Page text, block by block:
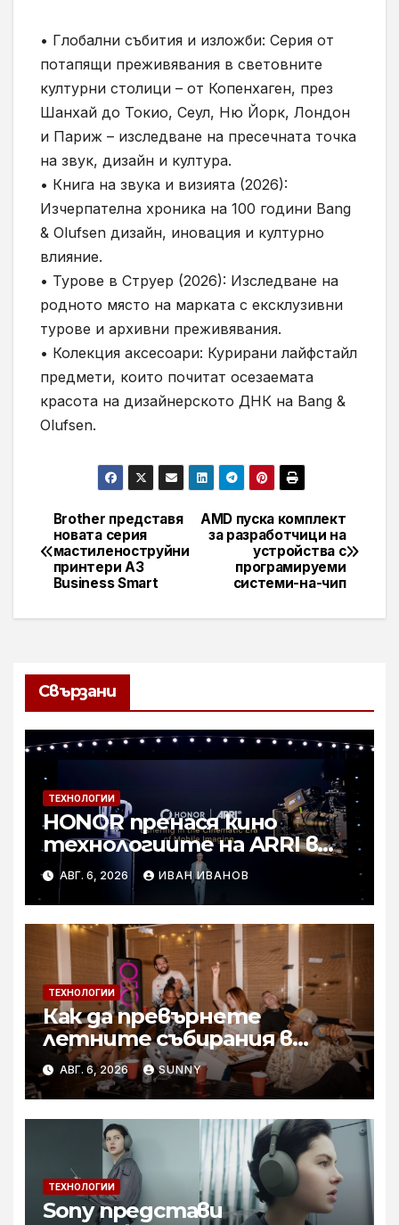
• Глобални събития и изложби: Серия от
потапящи преживявания в световните
културни столици – от Копенхаген, през
Шанхай до Токио, Сеул, Ню Йорк, Лондон
и Париж – изследване на пресечната точка
на звук, дизайн и култура.
• Книга на звука и визията (2026):
Изчерпателна хроника на 100 години Bang
& Olufsen дизайн, иновация и културно
влияние.
• Турове в Струер (2026): Изследване на
родното място на марката с ексклузивни
турове и архивни преживявания.
• Колекция аксесоари: Курирани лайфстайл
предмети, които почитат осезаемата
красота на дизайнерското ДНК на Bang &
Olufsen.
Навигация
AMD пуска комплект
за разработчици на
устройства с
програмируеми
системи-на-чип
Brother представя
новата серия
мастиленоструйни
принтери A3
Business Smart
Свързани
ТЕХНОЛОГИИ
HONOR пренася кино
технологиите на ARRI в
мобилното творчество на
събитието Imaging
Technology Launch
АВГ. 6, 2026 ИВАН ИВАНОВ
ТЕХНОЛОГИИ
Как да превърнете
летните събирания в
купон с караоке система
АВГ. 6, 2026 SUNNY
ТЕХНОЛОГИИ
Sony представи